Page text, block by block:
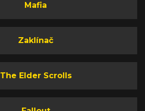
Mafia
Zaklínač
The Elder Scrolls